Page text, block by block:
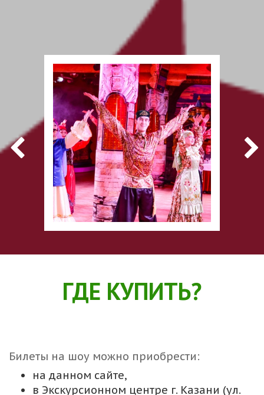
ГДЕ КУПИТЬ?
Билеты на шоу можно приобрести:
на данном сайте,
в Экскурсионном центре г. Казани (ул.